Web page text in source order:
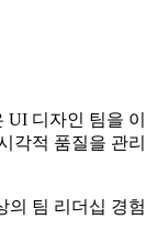
UI 디자인 팀을 이
각적 품질을 관리
의 팀 리더십 경험